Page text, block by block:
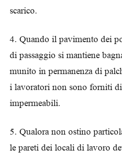
scarico.
4. Quando il pavimento dei
di passaggio si mantiene
munito in permanenza di
i lavoratori non sono forniti di
impermeabili.
5. Qualora non ostino
le pareti dei locali di lavoro